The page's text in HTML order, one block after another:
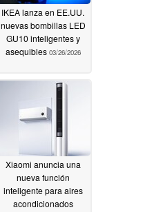
IKEA lanza en EE.UU.
nuevas bombillas LED
GU10 inteligentes y
asequibles 03/26/2026
Xiaomi anuncia una
nueva función
inteligente para aires
acondicionados